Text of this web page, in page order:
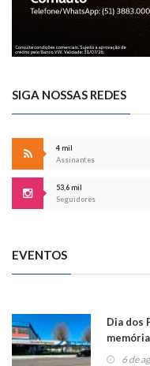
SIGA NOSSAS REDES
4 mil
Assinantes
53,6 mil
Seguidores
EVENTOS
Dia dos
6 de